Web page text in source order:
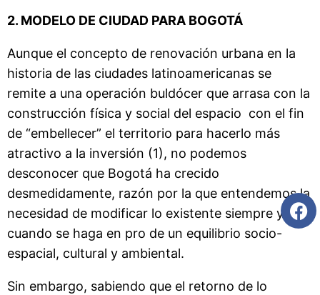
2. MODELO DE CIUDAD PARA BOGOTÁ
Aunque el concepto de renovación urbana en la
historia de las ciudades latinoamericanas se
remite a una operación buldócer que arrasa con la
construcción física y social del espacio con el fin
de “embellecer” el territorio para hacerlo más
atractivo a la inversión (1), no podemos
desconocer que Bogotá ha crecido
desmedidamente, razón por la que entendemos la
necesidad de modificar lo existente siempre y
cuando se haga en pro de un equilibrio socio-
espacial, cultural y ambiental.
Sin embargo, sabiendo que el retorno de lo